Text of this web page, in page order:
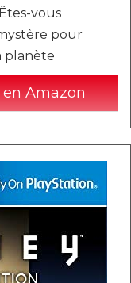
vous
pour
planète
Amazon